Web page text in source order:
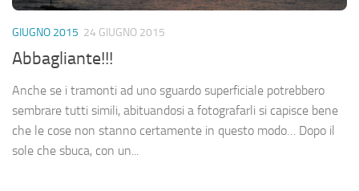
GIUGNO 2015 24 GIUGNO 2015
Abbagliante!!!
Anche se i tramonti ad uno sguardo superficiale potrebbero
sembrare tutti simili, abituandosi a fotografarli si capisce bene
che le cose non stanno certamente in questo modo… Dopo il
sole che sbuca, con un...